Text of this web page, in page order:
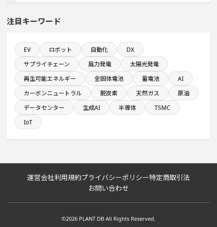
完成から約10年経過プロジェクト
従業員数10名以上の閉鎖プロジェクト
九州地方で投資額10億円以上プロジェクト
従業員数が100人以上の企業一覧
既に100億円以上の支払いが終了した設備新設計画
関東地方で投資額10億円以上プロジェクト
直近3か月以内に稼働プロジェクト
注目キーワード
EV ロボット 自動化
DX
サプライチェーン
風力発電
太陽光発電
再生可能エネルギー
全固体電池 蓄電池
AI
カーボンニュートラル
脱炭素 天然ガス
原油
データセンター
生成AI 半導体
TSMC
IoT
運営会社利用規約プライバシーポリシー特定商取引法
お問い合わせ
©2026 PLANT DB All Rights Reserved.